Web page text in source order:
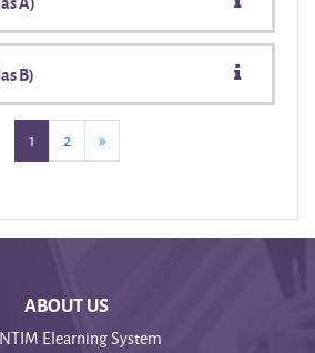
B)
1 (current)
2 »Selanjutnya
ABOUT US
Elearning System